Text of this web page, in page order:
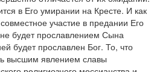
в Его умирании на Кресте. И как
участие в предании Его
будет прославлением Сына
будет прославлен Бог. То, что
высшим явлением славы